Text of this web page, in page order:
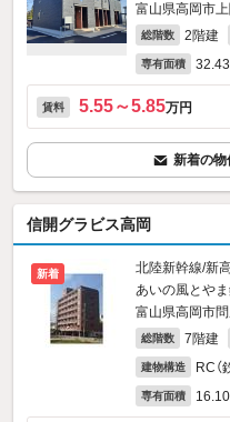
富山県高岡市
総階数 2階建
専有面積
賃料 5.55～5.85万円
新着の物
信開グラビス高岡
新着
北陸新幹線/新
あいの風とや
富山県高岡市
総階数 7階建
建物構造 RC（
専有面積